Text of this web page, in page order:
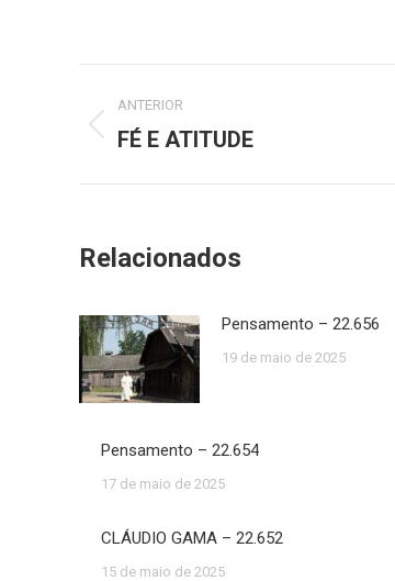
de
post:
ANTERIOR
Post
FÉ E ATITUDE
Relacionados
Pensamento – 22.656
19 de maio de 2025
Pensamento – 22.654
17 de maio de 2025
CLÁUDIO GAMA – 22.652
15 de maio de 2025